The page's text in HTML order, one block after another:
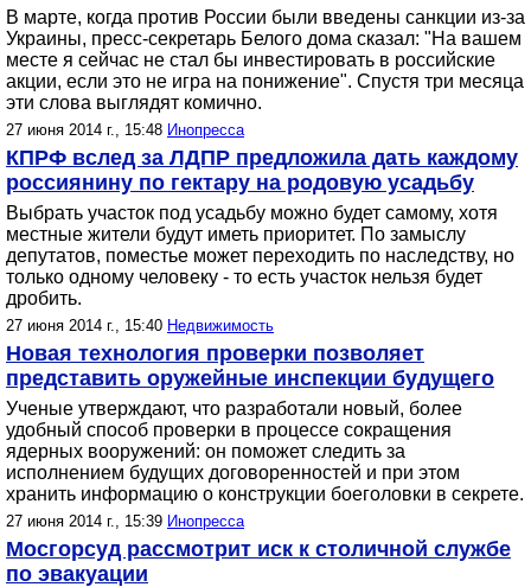
В марте, когда против России были введены санкции из-за
Украины, пресс-секретарь Белого дома сказал: "На вашем
месте я сейчас не стал бы инвестировать в российские
акции, если это не игра на понижение". Спустя три месяца
эти слова выглядят комично.
27 июня 2014 г., 15:48 Инопресса
КПРФ вслед за ЛДПР предложила дать каждому
россиянину по гектару на родовую усадьбу
Выбрать участок под усадьбу можно будет самому, хотя
местные жители будут иметь приоритет. По замыслу
депутатов, поместье может переходить по наследству, но
только одному человеку - то есть участок нельзя будет
дробить.
27 июня 2014 г., 15:40 Недвижимость
Новая технология проверки позволяет
представить оружейные инспекции будущего
Ученые утверждают, что разработали новый, более
удобный способ проверки в процессе сокращения
ядерных вооружений: он поможет следить за
исполнением будущих договоренностей и при этом
хранить информацию о конструкции боеголовки в секрете.
27 июня 2014 г., 15:39 Инопресса
Мосгорсуд рассмотрит иск к столичной службе
по эвакуации